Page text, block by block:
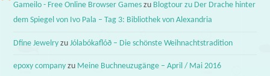
Gameilo - Free Online Browser Games zu Blogtour zu Der Drache hinter
dem Spiegel von Ivo Pala – Tag 3: Bibliothek von Alexandria
Dfine Jewelry zuJólabókaflóð – Die schönste Weihnachtstradition
epoxy company zu Meine Buchneuzugänge – April / Mai 2016